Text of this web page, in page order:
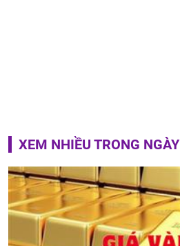
XEM NHIỀU TRONG NGÀY